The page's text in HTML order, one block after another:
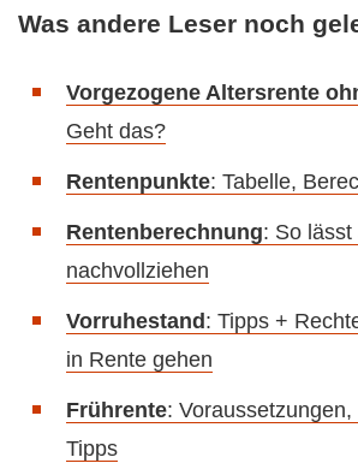
Was andere Leser noch
Vorgezogene Altersrente
Geht das?
Rentenpunkte: Tabelle,
Rentenberechnung: So lässt
nachvollziehen
Vorruhestand : Tipps +
in Rente gehen
Frührente:
Tipps